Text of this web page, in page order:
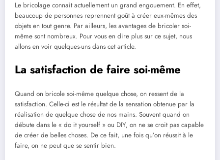
Le bricolage connait actuellement un grand engouement. En effet,
beaucoup de personnes reprennent goût à créer eux-mêmes des
objets en tout genre. Par ailleurs, les avantages de bricoler soi-
même sont nombreux. Pour vous en dire plus sur ce sujet, nous
allons en voir quelques-uns dans cet article.
La satisfaction de faire soi-même
Quand on bricole soi-même quelque chose, on ressent de la
satisfaction. Celle-ci est le résultat de la sensation obtenue par la
réalisation de quelque chose de nos mains. Souvent quand on
débute dans le « do it yourself » ou DIY, on ne se croit pas capable
de créer de belles choses. De ce fait, une fois qu’on réussit à le
faire, on ne peut que se sentir bien.